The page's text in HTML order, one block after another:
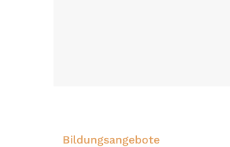
Bildungsangebote